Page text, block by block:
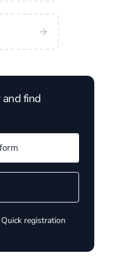
find
Quick registration